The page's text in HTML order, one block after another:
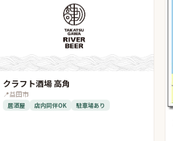
クラフト酒場 高角
📍益田市
居酒屋 店内同伴OK 駐車場あり